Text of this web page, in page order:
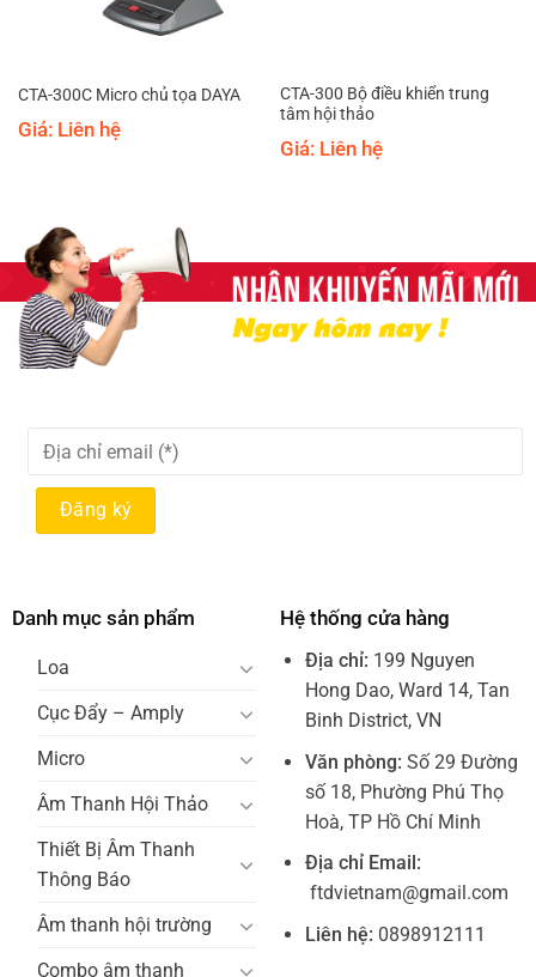
CTA-300C Micro chủ tọa DAYA
Giá: Liên hệ
CTA-300 Bộ điều khiển trung
tâm hội thảo
Giá: Liên hệ
Danh mục sản phẩm
Loa
Cục Đẩy – Amply
Micro
Âm Thanh Hội Thảo
Thiết Bị Âm Thanh
Thông Báo
Âm thanh hội trường
Combo âm thanh
Hệ thống cửa hàng
Địa chỉ: 199 Nguyen
Hong Dao, Ward 14, Tan
Binh District, VN
Văn phòng: Số 29 Đường
số 18, Phường Phú Thọ
Hoà, TP Hồ Chí Minh
Địa chỉ Email:
ftdvietnam@gmail.com
Liên hệ: 0898912111